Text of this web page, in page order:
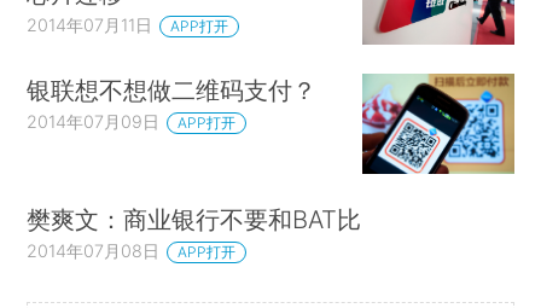
2014年07月11日 APP打开
银联想不想做二维码支付？
2014年07月09日 APP打开
樊爽文：商业银行不要和BAT比
2014年07月08日 APP打开